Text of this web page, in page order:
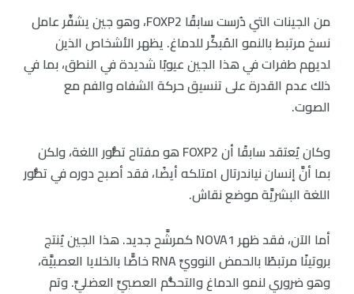
من الجينات التي دُرست سابقًا FOXP2، وهو جين يشفِّر عامل
نسخ مرتبط بالنمو المُبكِّر للدماغ. يظهر الأشخاص الذين
لديهم طفرات في هذا الجين عيوبًا شديدة في النطق، بما في
ذلك عدم القدرة على تنسيق حركة الشفاه والفم مع
الصوت.
وكان يُعتقد سابقًا أن FOXP2 هو مفتاح تطُّور اللغة، ولكن
بما أنَّ إنسان نياندرتال امتلكه أيضًا، فقد أصبح دوره في تطُّور
اللغة البشريَّة موضع نقاش.
أما الآن، فقد ظهر NOVA1 كمرشَّح جديد. هذا الجين يُنتج
بروتينًا مرتبطًا بالحمض النوويِّ RNA خاصًّا بالخلايا العصبيَّة،
وهو ضروري لنمو الدماغ والتحكُّم العصبيِّ العضليِّ. وتم